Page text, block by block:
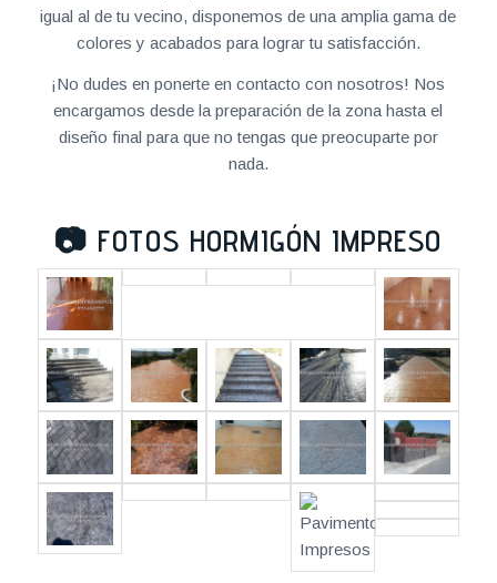
igual al de tu vecino, disponemos de una amplia gama de
colores y acabados para lograr tu satisfacción.
¡No dudes en ponerte en contacto con nosotros! Nos
encargamos desde la preparación de la zona hasta el
diseño final para que no tengas que preocuparte por
nada.
📷 FOTOS HORMIGÓN IMPRESO